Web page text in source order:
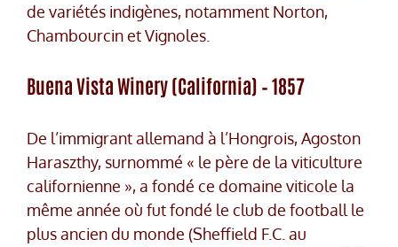
de variétés indigènes, notamment Norton,
Chambourcin et Vignoles.
Buena Vista Winery (California) – 1857
De l’immigrant allemand à l’Hongrois, Agoston
Haraszthy, surnommé « le père de la viticulture
californienne », a fondé ce domaine viticole la
même année où fut fondé le club de football le
plus ancien du monde (Sheffield F.C. au